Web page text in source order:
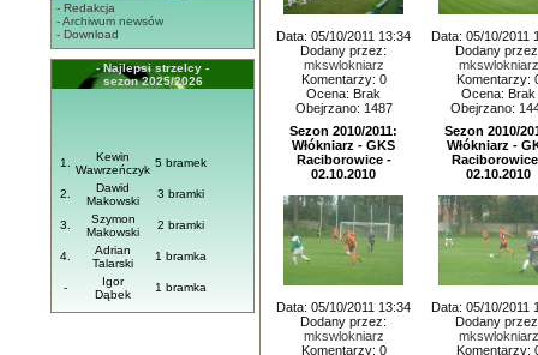
- Redakcja
- Archiwum newsów
- Download
- Najlepsi strzelcy -
sezon 2025/2026
1.
Kewin
Wawrzeńczyk
5 bramek
2.
Dawid
Makowski
3 bramki
3.
Szymon
Makowski
2 bramki
4.
Adrian
Talarski
1 bramka
-
Igor
Dąbek
1 bramka
Data: 05/10/2011 13:34
Dodany przez:
mkswlokniarz
Komentarzy: 0
Ocena: Brak
Obejrzano: 1487
Data: 05/10/2011
Dodany
mkswlokniarz
Komentarzy:
Ocena: Brak
Obejrzano:
Sezon 2010/2011:
Włókniarz - GKS
Raciborowice -
02.10.2010
Data: 05/10/2011 13:34
Dodany przez:
mkswlokniarz
Komentarzy: 0
Sezon 2010/
Włókniarz -
02.10.2010
Data: 05/10/2011
Dodany
mkswlokniarz
Komentarzy: